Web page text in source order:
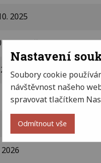
2025
(pondělí)
1. 2026
Nastavení
Soubory cookie
návštěvnost našeho
spravovat tlačítkem
Odmítnout vše